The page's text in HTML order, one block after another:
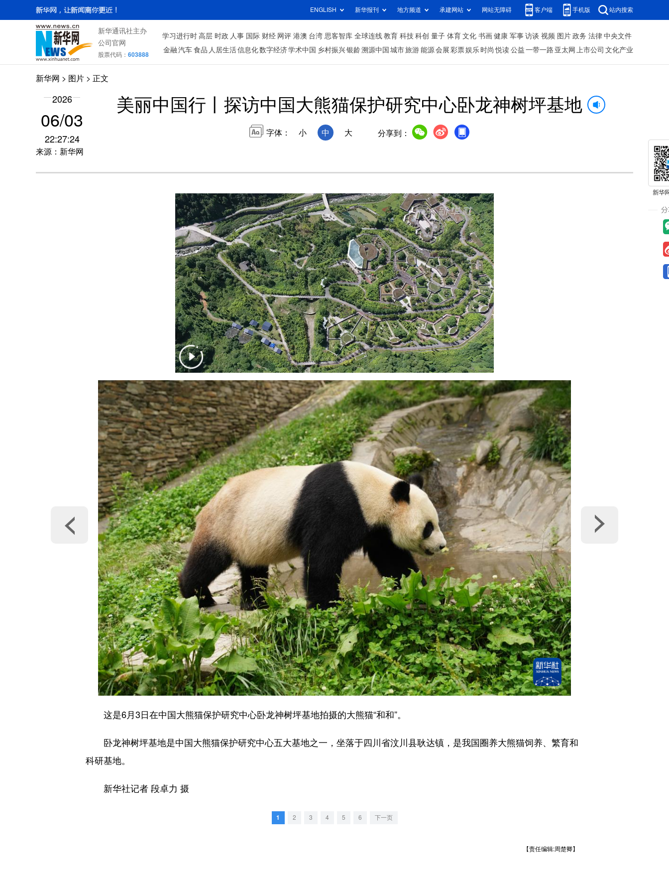
ENGLISH 新华报刊 地方频道 承建网站 网站无障碍 客户端 手机版 站内搜索
新华通讯社主办
公司官网
股票代码： 603888
学习进行时 高层 时政 人事 国际 财经 网评 港澳 台湾 思客智库 全球连线 教育 科技 科创 量子 体育 文化 书画 健康 军事 访谈 视频 图片 政务 法律 中央文件
金融 汽车 食品 人居生活信息化数字经济学术中国 乡村振兴银龄溯源中国 城市旅游 能源 会展 彩票娱乐 时尚 悦读 公益 一带一路 亚太网 上市公司 文化产业
新华网 > 图片 > 正文
2026
06/03
22:27:24
来源：新华网
美丽中国行丨探访中国大熊猫保护研究中心卧龙神树坪基地
字体： 小 中 大 分享到：
这是6月3日在中国大熊猫保护研究中心卧龙神树坪基地拍摄的大熊猫“和和”。
卧龙神树坪基地是中国大熊猫保护研究中心五大基地之一，坐落于四川省汶川县耿达镇，是我国圈养大熊猫饲养、繁育和
科研基地。
新华社记者 段卓力 摄
1 2 3 4 5 6 下一页
【责任编辑:周楚卿】